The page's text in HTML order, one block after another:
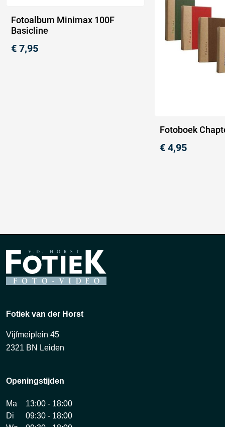
Fotoalbum Minimax 100F
Basicline
€ 7,95
Fotoboek
€ 4,95
Fotiek van der Horst
Vijfmeiplein 45
2321 BN Leiden
Openingstijden
Ma
13:00 - 18:00
Di
09:30 - 18:00